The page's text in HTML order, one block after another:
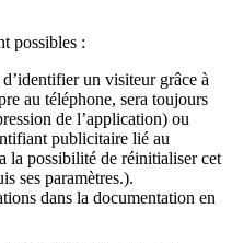
possibles :
un visiteur grâce à
au téléphone, sera toujours
de l’application) ou
publicitaire lié au
la possibilité de réinitialiser cet
ses paramètres.).
dans la documentation en